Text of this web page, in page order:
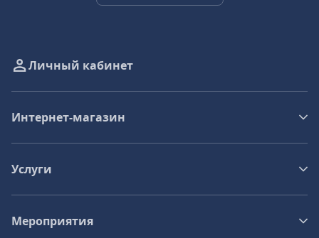
Личный кабинет
Интернет-магазин
Услуги
Мероприятия